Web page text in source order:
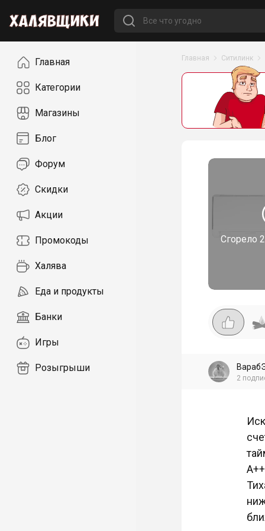
НавигацияГлавная
Категории
Магазины
Блог
Форум
Скидки
Акции
Промокоды
Халява
Еда и продукты
Банки
Игры
Розыгрыши
Главная Ситилинк
Сгорело
2